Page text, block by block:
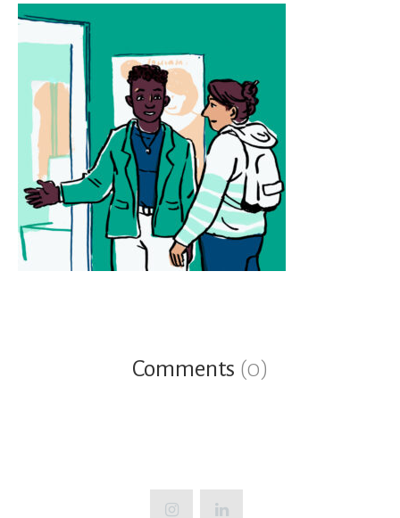
Comments (0)